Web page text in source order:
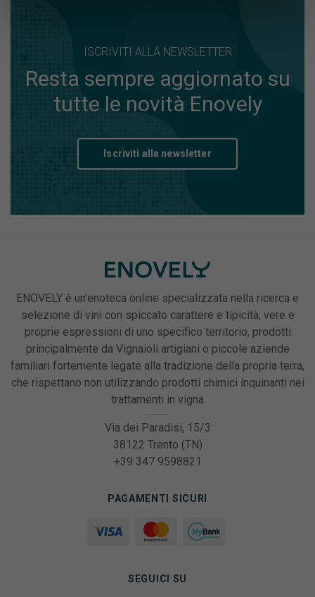
ISCRIVITI ALLA NEWSLETTER
Resta sempre aggiornato su
tutte le novità Enovely
Iscriviti alla newsletter
ENOVELY è un’enoteca online specializzata nella ricerca e
selezione di vini con spiccato carattere e tipicità, vere e
proprie espressioni di uno specifico territorio, prodotti
principalmente da Vignaioli artigiani o piccole aziende
familiari fortemente legate alla tradizione della propria terra,
che rispettano non utilizzando prodotti chimici inquinanti nei
trattamenti in vigna
Via dei Paradisi, 15/3
38122 Trento (TN)
+39 347 9598821
PAGAMENTI SICURI
SEGUICI SU